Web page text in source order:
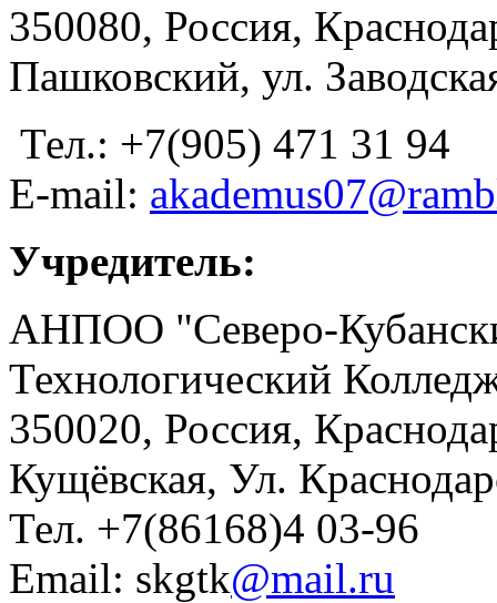
350080, Россия,
Пашковский, ул.
Тел.: +7(905) 471 31 94
E-mail:
Учредитель:
АНПОО "Северо-
Технологический
350020, Россия,
Кущёвская, Ул.
Тел. +7(86168)4 03-96
Email: skgtk@mail.ru